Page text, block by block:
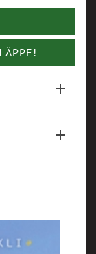
ÄPPE!